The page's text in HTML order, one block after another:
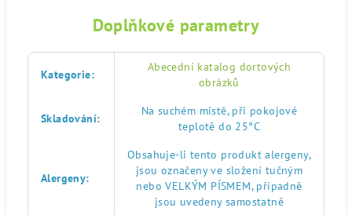
Doplňkové parametry
Kategorie:
Abecední katalog dortových
obrázků
Skladování:
Na suchém místě, při pokojové
teplotě do 25°C
Alergeny:
Obsahuje-li tento produkt alergeny,
jsou označeny ve složení tučným
nebo VELKÝM PÍSMEM, případně
jsou uvedeny samostatně